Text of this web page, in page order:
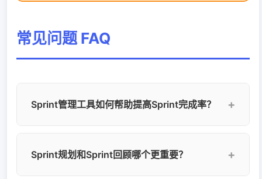
常见问题 FAQ
Sprint管理工具如何帮助提高Sprint完成率？
过AI风险预警提前发现潜在延期，通过速率图帮
Sprint规划和Sprint回顾哪个更重要？